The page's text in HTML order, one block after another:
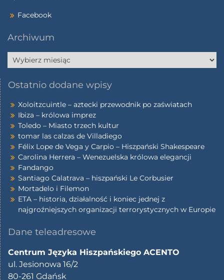
Facebook
Archiwum
Ostatnio dodane wpisy
Xoloitzcuintle – aztecki przewodnik po zaświatach
Ibiza – królowa imprez
Toledo – Miasto trzech kultur
tomar las calzas de Villadiego
Félix Lope de Vega y Carpio – Hiszpański Shakespeare
Carolina Herrera – Wenezuelska królowa elegancji
Fandango
Santiago Calatrava – hiszpański Le Corbusier
Mortadelo i Filemon
ETA – historia, działalność i koniec jednej z
najgroźniejszych organizacji terrorystycznych w Europie
Dane teleadresowe
Centrum Języka Hiszpańskiego ACENTO
ul. Jesionowa 16/2
80-261 Gdańsk